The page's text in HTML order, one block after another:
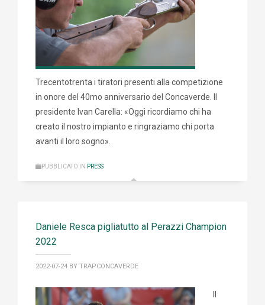
Trecentotrenta i tiratori presenti alla competizione
in onore del 40mo anniversario del Concaverde. Il
presidente Ivan Carella: «Oggi ricordiamo chi ha
creato il nostro impianto e ringraziamo chi porta
avanti il loro sogno».
PUBBLICATO IN PRESS
Daniele Resca pigliatutto al Perazzi Champion
2022
2022-07-24 BY TRAPCONCAVERDE